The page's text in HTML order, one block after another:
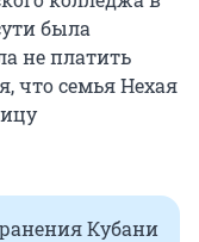
была
не платить
что семья Нехая
Кубани